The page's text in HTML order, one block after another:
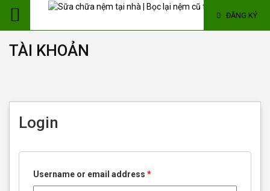
ĐĂNG KÝ
TÀI KHOẢN
Login
Username or email address *